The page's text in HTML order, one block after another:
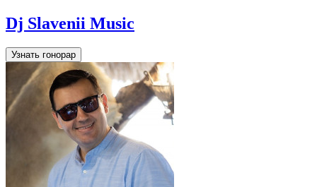
Dj Slavenii Music
Узнать гонорар